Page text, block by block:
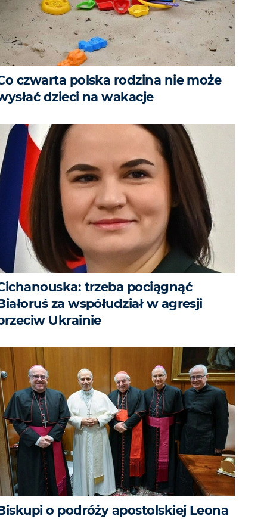
czwarta polska rodzina nie może
dzieci na wakacje
trzeba pociągnąć
za współudział w agresji
Ukrainie
o podróży apostolskiej Leona